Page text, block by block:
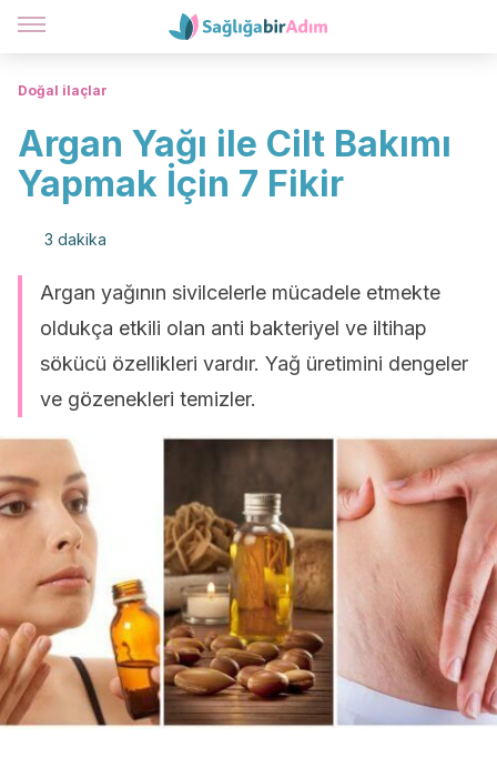
Doğal ilaçlar
Argan Yağı ile Cilt Bakımı
Yapmak İçin 7 Fikir
3 dakika
Argan yağının sivilcelerle mücadele etmekte
oldukça etkili olan anti bakteriyel ve iltihap
sökücü özellikleri vardır. Yağ üretimini dengeler
ve gözenekleri temizler.